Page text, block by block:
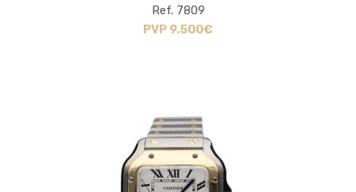
Ref. 7809
PVP 9.500€